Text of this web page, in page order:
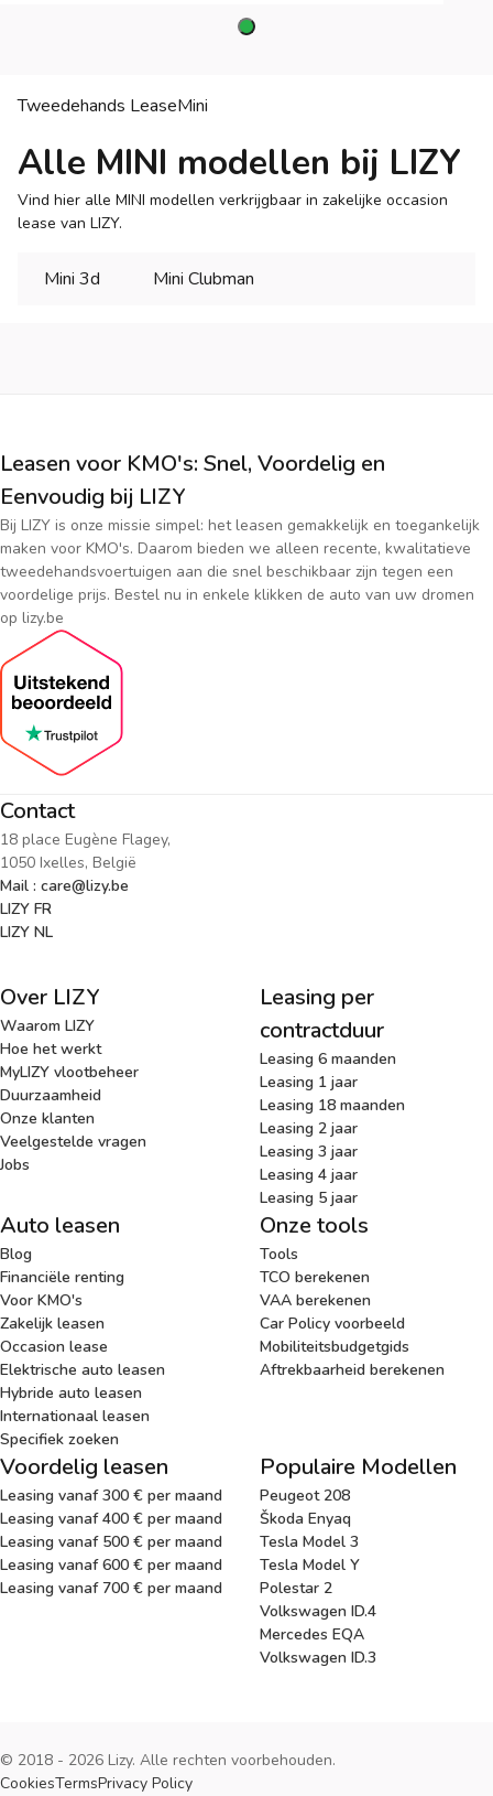
Tweedehands LeaseMini
Alle MINI modellen bij LIZY
Vind hier alle MINI modellen verkrijgbaar in zakelijke occasion
lease van LIZY.
Mini 3d Mini Clubman
Leasen voor KMO's: Snel, Voordelig en
Eenvoudig bij LIZY
Bij LIZY is onze missie simpel: het leasen gemakkelijk en toegankelijk
maken voor KMO's. Daarom bieden we alleen recente, kwalitatieve
tweedehandsvoertuigen aan die snel beschikbaar zijn tegen een
voordelige prijs. Bestel nu in enkele klikken de auto van uw dromen
op lizy.be
Contact
18 place Eugène Flagey,
1050 Ixelles, België
Mail : care@lizy.be
LIZY FR
LIZY NL
Over LIZY
Waarom LIZY
Hoe het werkt
MyLIZY vlootbeheer
Duurzaamheid
Onze klanten
Veelgestelde vragen
Jobs
Leasing per
contractduur
Leasing 6 maanden
Leasing 1 jaar
Leasing 18 maanden
Leasing 2 jaar
Leasing 3 jaar
Leasing 4 jaar
Leasing 5 jaar
Auto leasen
Blog
Financiële renting
Voor KMO's
Zakelijk leasen
Occasion lease
Elektrische auto leasen
Hybride auto leasen
Internationaal leasen
Specifiek zoeken
Onze tools
Tools
TCO berekenen
VAA berekenen
Car Policy voorbeeld
Mobiliteitsbudgetgids
Aftrekbaarheid berekenen
Voordelig leasen
Leasing vanaf 300 € per maand
Leasing vanaf 400 € per maand
Leasing vanaf 500 € per maand
Leasing vanaf 600 € per maand
Leasing vanaf 700 € per maand
Populaire Modellen
Peugeot 208
Škoda Enyaq
Tesla Model 3
Tesla Model Y
Polestar 2
Volkswagen ID.4
Mercedes EQA
Volkswagen ID.3
© 2018 - 2026 Lizy. Alle rechten voorbehouden.
CookiesTermsPrivacy Policy